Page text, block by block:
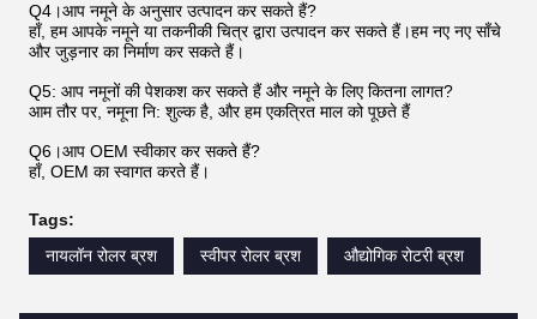
Q4।आप नमूने के अनुसार उत्पादन कर सकते हैं?
हाँ, हम आपके नमूने या तकनीकी चित्र द्वारा उत्पादन कर सकते हैं।हम नए नए साँचे
और जुड़नार का निर्माण कर सकते हैं।
Q5: आप नमूनों की पेशकश कर सकते हैं और नमूने के लिए कितना लागत?
आम तौर पर, नमूना नि: शुल्क है, और हम एकत्रित माल को पूछते हैं
Q6।आप OEM स्वीकार कर सकते हैं?
हाँ, OEM का स्वागत करते हैं।
Tags:
नायलॉन रोलर ब्रश
स्वीपर रोलर ब्रश औद्योगिक रोटरी ब्रश